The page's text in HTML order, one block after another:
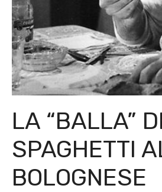
LA “BALLA”
SPAGHETTI
BOLOGNESE